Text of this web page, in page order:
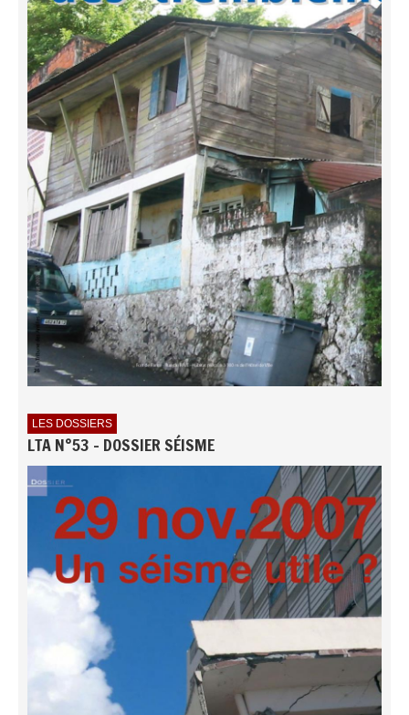
LES DOSSIERS
LTA N°53 - DOSSIER SÉISME